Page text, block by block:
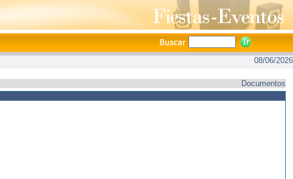
08/06/2026
Documentos